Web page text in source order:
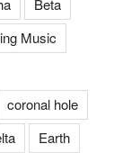
Beta
Music
coronal hole
Earth